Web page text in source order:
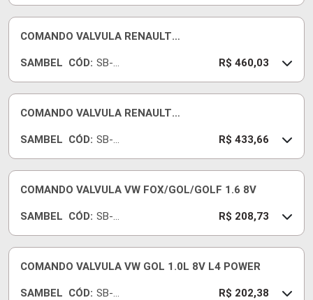
COMANDO VALVULA RENAULT
ADMISSÃO 2014/...
SAMBEL CÓD: SB-
R$ 460,03
COMANDO VALVULA RENAULT
ADMISSÃO 2014/...
SAMBEL CÓD: SB-
R$ 433,66
COMANDO VALVULA VW FOX/GOL/GOLF 1.6 8V
SAMBEL CÓD: SB-
R$ 208,73
COMANDO VALVULA VW GOL 1.0L 8V L4 POWER
SAMBEL CÓD: SB-
R$ 202,38